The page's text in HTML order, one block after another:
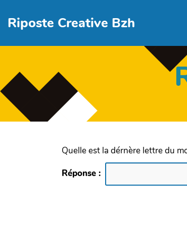
Riposte Creative Bzh
Quelle est la dérnère lettre du
Réponse :